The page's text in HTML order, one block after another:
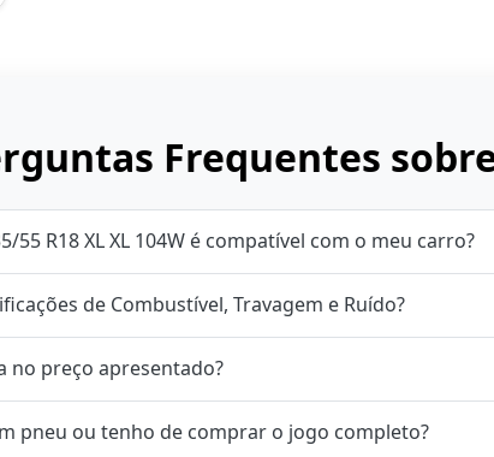
Frequentes
55 R18 XL XL 104W é compatível com o meu carro?
de Combustível, Travagem e Ruído?
no preço apresentado?
pneu ou tenho de comprar o jogo completo?